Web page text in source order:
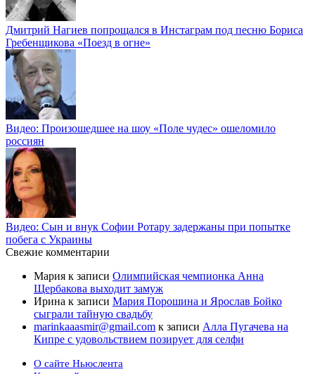
Дмитрий Нагиев попрощался в Инстаграм под песню Бориса
Гребенщикова «Поезд в огне»
Видео: Произошедшее на шоу «Поле чудес» ошеломило
россиян
Видео: Сын и внук Софии Ротару задержаны при попытке
побега с Украины
Свежие комментарии
Мария к записи Олимпийская чемпионка Анна
Щербакова выходит замуж
Ирина к записи Мария Порошина и Ярослав Бойко
сыграли тайную свадьбу
marinkaaasmir@gmail.com к записи Алла Пугачева на
Кипре с удовольствием позирует для селфи
О сайте Ньюслента